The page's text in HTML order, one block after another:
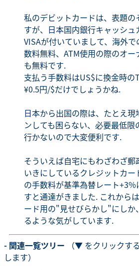
私のデビットカードは、表題の
すが、日本国内銀行キャッシュ
VISAが付いていまして、海外
数料無料、ATM使用の際のオ
も無料です.
支払う手数料はUS$に換金時の
¥0.5円/$だけでしょうかね.
日本から出国の際は、たとえ現
ンしても困らない、必要最低限
行かないので大変便利です.
そういえば自宅にもわざわざ郵
いきにしているクレジットカ
の手数料が基準為替レート+3%
すと通達がきました. これから
ード用の"見せびらかし"にしか
るような気がしています.
- 関連一覧ツリー （▼ をクリックす
します）